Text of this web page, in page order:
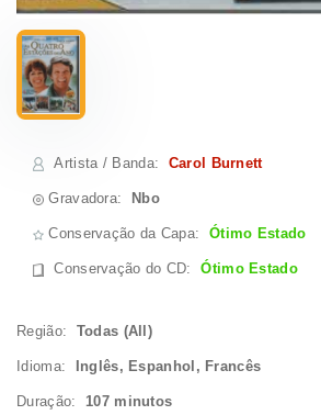
Artista / Banda: Carol Burnett
Gravadora: Nbo
Conservação da Capa: Ótimo Estado
Conservação do CD:Ótimo Estado
Região: Todas (All)
Idioma: Inglês, Espanhol, Francês
Duração: 107 minutos